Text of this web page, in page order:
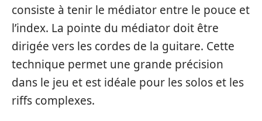
consiste à tenir le médiator entre le pouce et
l’index. La pointe du médiator doit être
dirigée vers les cordes de la guitare. Cette
technique permet une grande précision
dans le jeu et est idéale pour les solos et les
riffs complexes.